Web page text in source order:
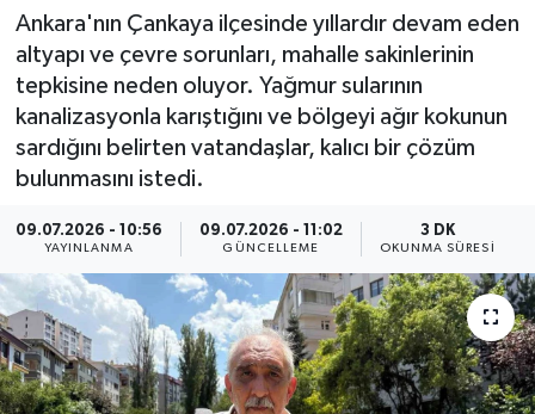
Ankara'nın Çankaya ilçesinde yıllardır devam eden
altyapı ve çevre sorunları, mahalle sakinlerinin
tepkisine neden oluyor. Yağmur sularının
kanalizasyonla karıştığını ve bölgeyi ağır kokunun
sardığını belirten vatandaşlar, kalıcı bir çözüm
bulunmasını istedi.
09.07.2026 - 10:56
YAYINLANMA
09.07.2026 - 11:02
GÜNCELLEME
3 DK
OKUNMA SÜRESI
MEDYA
ÖZEL HABER
RÖPORTAJLAR
SİYASET
GÜNCEL
SPOR
Haber Arşivi